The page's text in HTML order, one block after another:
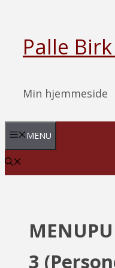
indholdPalle
Min hjemmeside
MENU
3